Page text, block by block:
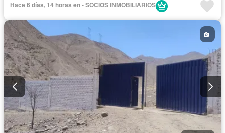
Hace 6 días, 14 horas en - SOCIOS INMOBILIARIOS